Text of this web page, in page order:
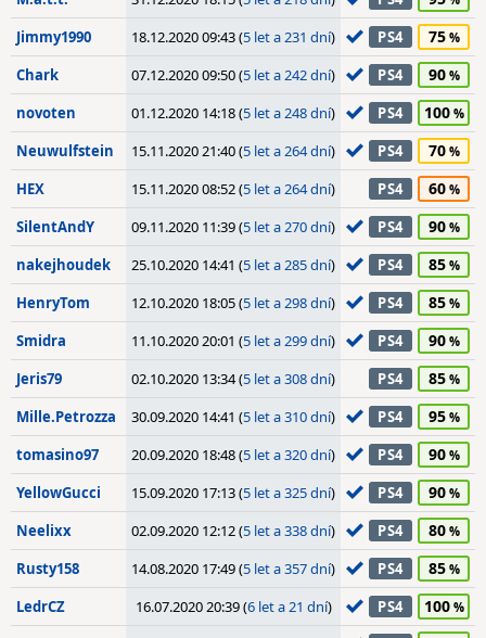
Jimmy1990 18.12.2020 09:43 (5 let a 231 dní) PS4 75
Chark 07.12.2020 09:50 (5 let a 242 dní) PS4 90
novoten 01.12.2020 14:18 (5 let a 248 dní) PS4 100
Neuwulfstein 15.11.2020 21:40 (5 let a 264 dní) PS4 70
HEX 15.11.2020 08:52 (5 let a 264 dní) PS4 60
SilentAndY 09.11.2020 11:39 (5 let a 270 dní) PS4 90
nakejhoudek 25.10.2020 14:41 (5 let a 285 dní) PS4 85
HenryTom 12.10.2020 18:05 (5 let a 298 dní) PS4 85
Smidra 11.10.2020 20:01 (5 let a 299 dní) PS4 90
Jeris79 02.10.2020 13:34 (5 let a 308 dní) PS4 85
Mille.Petrozza 30.09.2020 14:41 (5 let a 310 dní) PS4 95
tomasino97 20.09.2020 18:48 (5 let a 320 dní) PS4 90
YellowGucci 15.09.2020 17:13 (5 let a 325 dní) PS4 90
Neelixx 02.09.2020 12:12 (5 let a 338 dní) PS4 80
Rusty158 14.08.2020 17:49 (5 let a 357 dní) PS4 85
LedrCZ 16.07.2020 20:39 (6 let a 21 dní) PS4 100